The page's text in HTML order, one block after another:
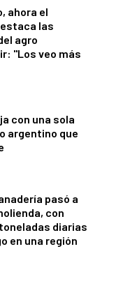
ahora el
las
agro
"Los veo más
con una sola
argentino que
pasó a
con
diarias
en una región